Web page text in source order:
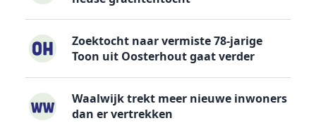
Zoektocht naar vermiste 78-jarige
Toon uit Oosterhout gaat verder
Waalwijk trekt meer nieuwe inwoners
dan er vertrekken